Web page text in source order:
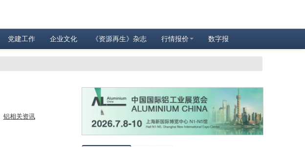
党建工作 企业文化 《资源再生》杂志 行情报价 数字报
铝相关资讯